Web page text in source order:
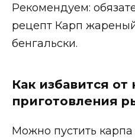
Рекомендуем:
рецепт Карп
бенгальски.
Как избавится
приготовления
Можно пустить